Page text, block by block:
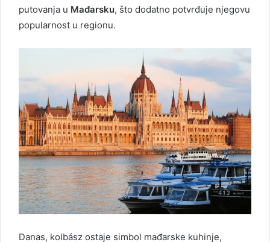
putovanja u Mađarsku, što dodatno potvrđuje njegovu
popularnost u regionu.
Danas, kolbász ostaje simbol mađarske kuhinje,